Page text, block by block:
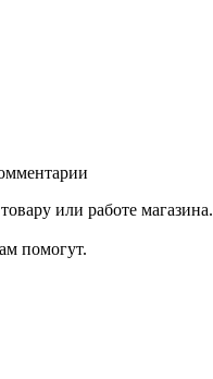
или работе магазина.
помогут.